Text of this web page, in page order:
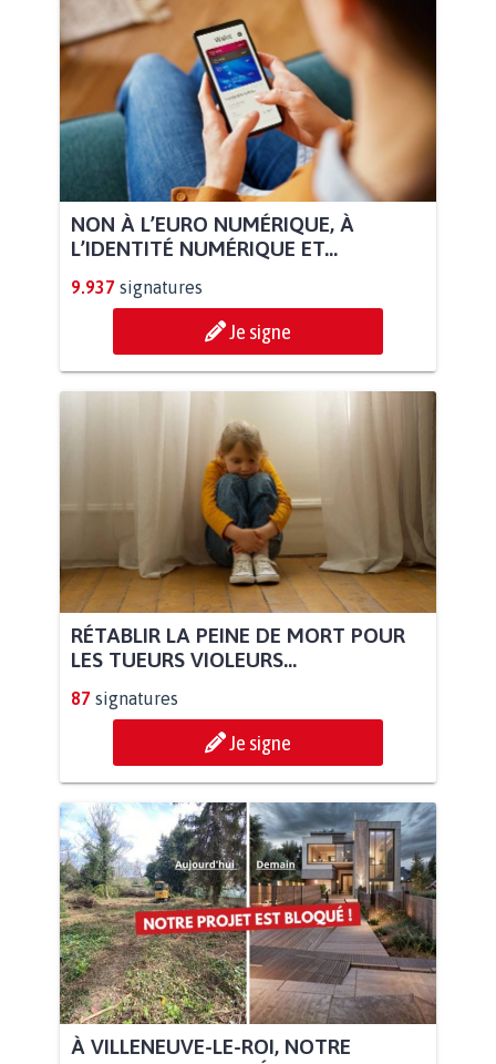
NON À L’EURO NUMÉRIQUE, À
L’IDENTITÉ NUMÉRIQUE ET...
9.937 signatures
Je signe
RÉTABLIR LA PEINE DE MORT POUR
LES TUEURS VIOLEURS...
87 signatures
Je signe
À VILLENEUVE-LE-ROI, NOTRE